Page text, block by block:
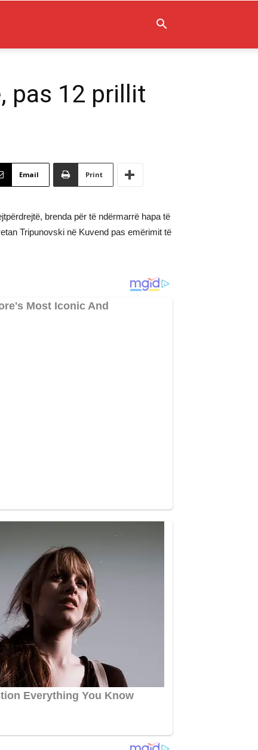
pas 12 prillit
Email Print
brenda për të ndërmarrë hapa të
Tripunovski në Kuvend pas emërimit të